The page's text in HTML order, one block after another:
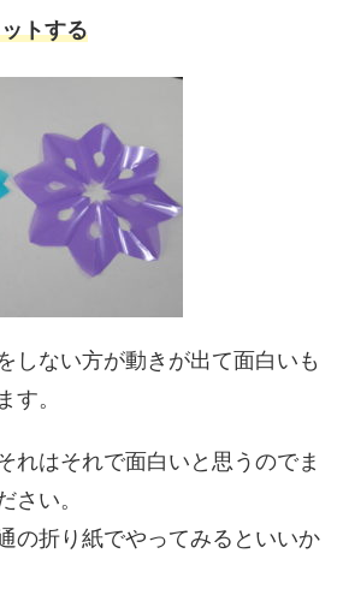
トする
しない方が動きが出て面白いも
す。
れはそれで面白いと思うのでま
さい。
の折り紙でやってみるといいか